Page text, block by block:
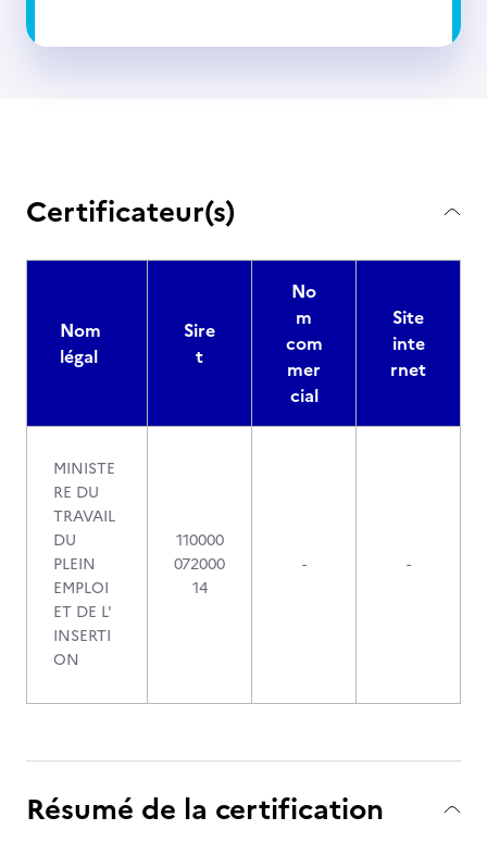
Certificateur(s)
Nom
légal
Sire
t
No
m
com
mer
cial
Site
inte
rnet
MINISTE
RE DU
TRAVAIL
DU
PLEIN
EMPLOI
ET DE L'
INSERTI
ON
110000
072000
14
- -
Résumé de la certification